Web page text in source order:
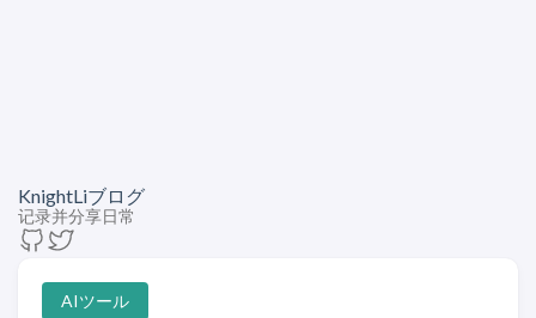
KnightLiブログ
记录并分享日常
AIツール